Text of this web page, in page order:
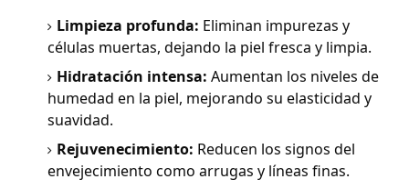
Limpieza profunda: Eliminan impurezas y
células muertas, dejando la piel fresca y limpia.
Hidratación intensa: Aumentan los niveles de
humedad en la piel, mejorando su elasticidad y
suavidad.
Rejuvenecimiento: Reducen los signos del
envejecimiento como arrugas y líneas finas.